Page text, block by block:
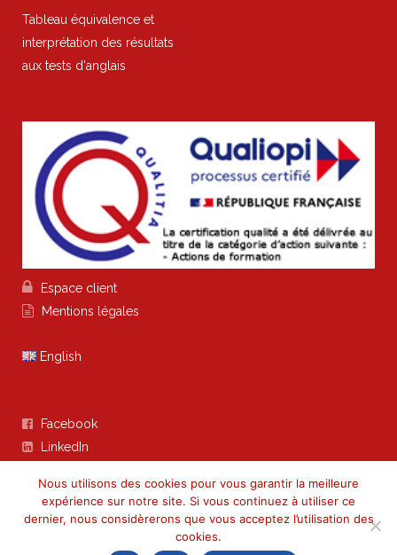
Tableau équivalence et
interprétation des résultats
aux tests d'anglais
 Espace client
 Mentions légales
English
 Facebook
 LinkedIn
Your French Assistant - 20 impasse Labarthe 31150 BRUGUIERES -
Nous utilisons des cookies pour vous garantir la meilleure
expérience sur notre site. Si vous continuez à utiliser ce
dernier, nous considèrerons que vous acceptez l’utilisation des
cookies.